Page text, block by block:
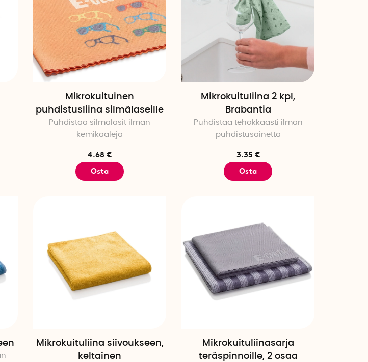
Mikrokuituinen
puhdistusliina silmälaseille
Puhdistaa silmälasit ilman
kemikaaleja
4.68 €
Osta
Mikrokuituliina 2 kpl,
Brabantia
Puhdistaa tehokkaasti ilman
puhdistusainetta
3.35 €
Osta
Mikrokuituliina siivoukseen,
keltainen
Mikrokuituliinasarja
teräspinnoille, 2 osaa